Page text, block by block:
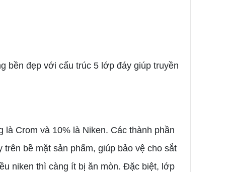
bền đẹp với cấu trúc 5 lớp đáy giúp truyền
Crom và 10% là Niken. Các thành phần
bề mặt sản phẩm, giúp bảo vệ cho sắt
niken thì càng ít bị ăn mòn. Đặc biệt, lớp